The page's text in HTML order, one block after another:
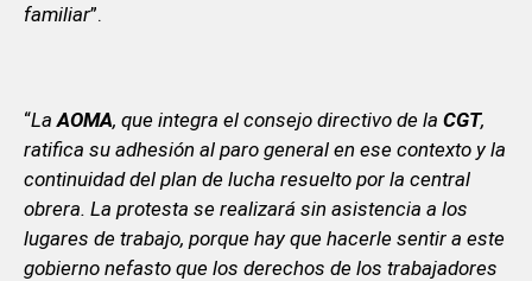
familiar”.
“La AOMA, que integra el consejo directivo de la CGT,
ratifica su adhesión al paro general en ese contexto y la
continuidad del plan de lucha resuelto por la central
obrera. La protesta se realizará sin asistencia a los
lugares de trabajo, porque hay que hacerle sentir a este
gobierno nefasto que los derechos de los trabajadores